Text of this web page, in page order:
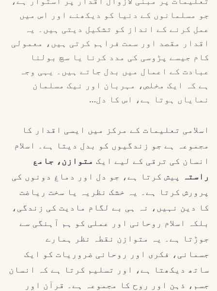
جو مسلمانوں کے دنیا کو دیکھنے اور اس میں
عمل کرنے کے انداز کو تشکیل دیتی ہیں۔ یہ
اقدار مقصد اور سمت فراہم کرتی ہیں، معمولی
کام جیسے پڑوسی کی مدد کرنا یا سچ بولنا
عبادت کے اعمال میں بدل جاتے ہیں۔ یہی وجہ
ہے کہ ایک مخلص، مہربان اور نیک مسلمان
نمایاں ہوتا ہے، اس کا دل…
اسلامی تعلیمات کے مرکز میں ایسی اقدار کا
مجموعہ ہے جو زندگیوں کو بدل دیتا ہے۔ اسلام
انسان کی ترقی کے لیے ایک متوازن، جامع
راستہ
پیش کرتا ہے، جو دل اور دماغ دونوں کی
پرورش کرتا ہے۔ یہ خشک نظریہ یا سخت ریاضت
کا دین نہیں، نہ ہی بے لگام مادیت کی زندگی،
بلکہ اسلام روحانی اور عملی کو ہم آہنگی سے
جوڑتا ہے۔ یہ متوازن نقطہ نظر ہمارے
جسمانی، فکری اور روحانی ضروریات کو ایک
ساتھ دیکھتا ہے، اور تسلیم کرتا ہے کہ انسان
جسم، ذہن اور روح کا مجموعہ ہے۔ قرآن اور